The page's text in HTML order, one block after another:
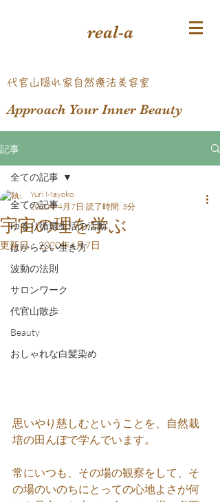
real-a
​代官山隠れ家自然療法美容室
Approach Your Inner Beauty
記事
全ての記事
ゆるり循環生活の活動
はからない生き方
波動の法則
サロンワーク
代官山散歩
Beauty
おしゃれな白髪染め
全ての記事
宇宙の理を学ぶ
Yuri Mayoko
2020年4月7日 読了時間: 3分
更新日：2020年4月7日
思いやり慈しむということを、自然栽
培の田んぼで学んでいます。
常にいつも、その場の観察をして、そ
の場のいのちにとっての心地よさが何